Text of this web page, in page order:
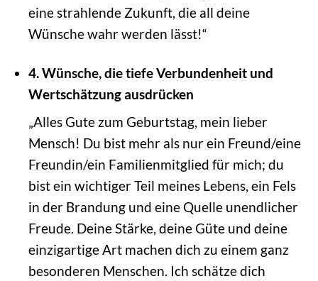
eine strahlende Zukunft, die all deine
Wünsche wahr werden lässt!“
4. Wünsche, die tiefe Verbundenheit und
Wertschätzung ausdrücken
„Alles Gute zum Geburtstag, mein lieber
Mensch! Du bist mehr als nur ein Freund/eine
Freundin/ein Familienmitglied für mich; du
bist ein wichtiger Teil meines Lebens, ein Fels
in der Brandung und eine Quelle unendlicher
Freude. Deine Stärke, deine Güte und deine
einzigartige Art machen dich zu einem ganz
besonderen Menschen. Ich schätze dich